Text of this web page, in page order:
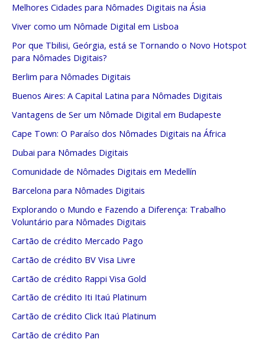
Melhores Cidades para Nômades Digitais na Ásia
Viver como um Nômade Digital em Lisboa
Por que Tbilisi, Geórgia, está se Tornando o Novo Hotspot
para Nômades Digitais?
Berlim para Nômades Digitais
Buenos Aires: A Capital Latina para Nômades Digitais
Vantagens de Ser um Nômade Digital em Budapeste
Cape Town: O Paraíso dos Nômades Digitais na África
Dubai para Nômades Digitais
Comunidade de Nômades Digitais em Medellín
Barcelona para Nômades Digitais
Explorando o Mundo e Fazendo a Diferença: Trabalho
Voluntário para Nômades Digitais
Cartão de crédito Mercado Pago
Cartão de crédito BV Visa Livre
Cartão de crédito Rappi Visa Gold
Cartão de crédito Iti Itaú Platinum
Cartão de crédito Click Itaú Platinum
Cartão de crédito Pan